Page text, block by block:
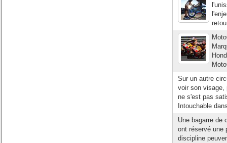
Sur un autre
voir son visage,
ne s'est pas
Intouchable
Une bagarre de
ont réservé une
discipline